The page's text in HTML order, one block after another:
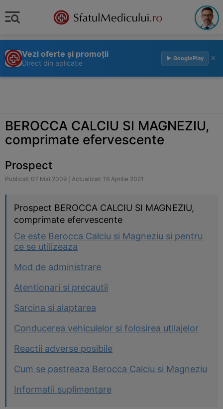
Vezi oferte și promoții
Direct din aplicație
▶ GooglePlay ×
BEROCCA CALCIU SI MAGNEZIU,
comprimate efervescente
Prospect
Publicat: 07 Mai 2009 | Actualizat: 16 Aprilie 2021
Prospect BEROCCA CALCIU SI MAGNEZIU,
comprimate efervescente
Ce este Berocca Calciu si Magneziu si pentru
ce se utilizeaza
Mod de administrare
Atentionari si precautii
Sarcina si alaptarea
Conducerea vehiculelor si folosirea utilajelor
Reactii adverse posibile
Cum se pastreaza Berocca Calciu si Magneziu
Informatii suplimentare